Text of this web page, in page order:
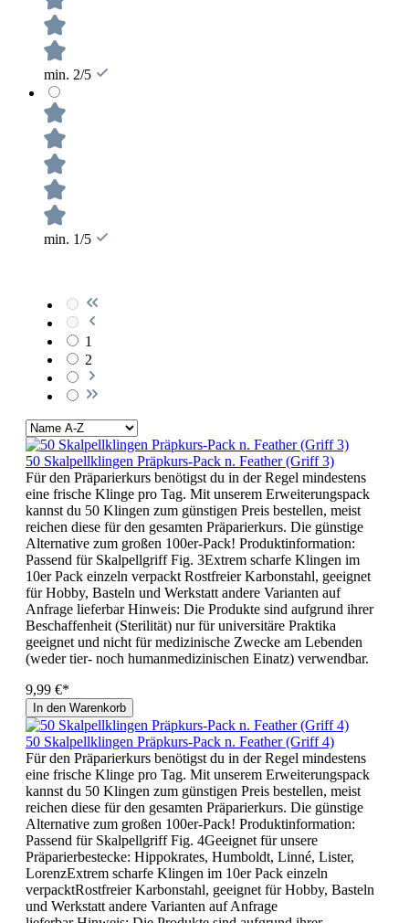
min. 2/5
min. 1/5
1
2
50 Skalpellklingen Präpkurs-Pack n. Feather (Griff 3)
Für den Präparierkurs benötigst du in der Regel mindestens
eine frische Klinge pro Tag. Mit unserem Erweiterungspack
kannst du 50 Klingen zum günstigen Preis bestellen, meist
reichen diese für den gesamten Präparierkurs. Die günstige
Alternative zum großen 100er-Pack! Produktinformation:
Passend für Skalpellgriff Fig. 3Extrem scharfe Klingen im
10er Pack einzeln verpackt Rostfreier Karbonstahl, geeignet
für Hobby, Basteln und Werkstatt andere Varianten auf
Anfrage lieferbar Hinweis: Die Produkte sind aufgrund ihrer
Beschaffenheit (Sterilität) nur für universitäre Praktika
geeignet und nicht für medizinische Zwecke am Lebenden
(weder tier- noch humanmedizinischen Einatz) verwendbar.
9,99 €*
In den Warenkorb
50 Skalpellklingen Präpkurs-Pack n. Feather (Griff 4)
Für den Präparierkurs benötigst du in der Regel mindestens
eine frische Klinge pro Tag. Mit unserem Erweiterungspack
kannst du 50 Klingen zum günstigen Preis bestellen, meist
reichen diese für den gesamten Präparierkurs. Die günstige
Alternative zum großen 100er-Pack! Produktinformation:
Passend für Skalpellgriff Fig. 4Geeignet für unsere
Präparierbestecke: Hippokrates, Humboldt, Linné, Lister,
LorenzExtrem scharfe Klingen im 10er Pack einzeln
verpacktRostfreier Karbonstahl, geeignet für Hobby, Basteln
und Werkstatt andere Varianten auf Anfrage